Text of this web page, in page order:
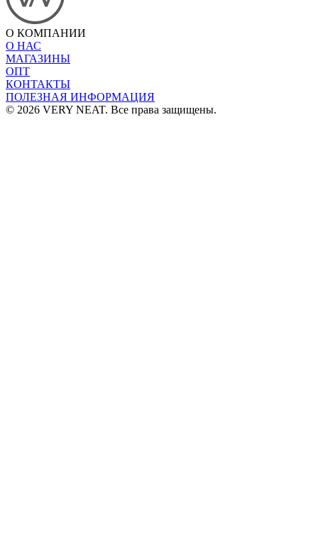
О КОМПАНИИ
О НАС
МАГАЗИНЫ
ОПТ
КОНТАКТЫ
ПОЛЕЗНАЯ ИНФОРМАЦИЯ
© 2026 VERY NEAT. Все права защищены.